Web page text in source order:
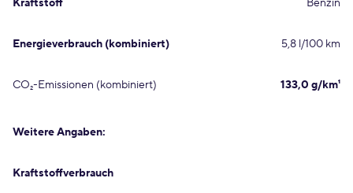
Kraftstoff Benzin
Energieverbrauch (kombiniert) 5,8 l/100 km
CO₂-Emissionen (kombiniert) 133,0 g/km¹
Weitere Angaben:
Kraftstoffverbrauch